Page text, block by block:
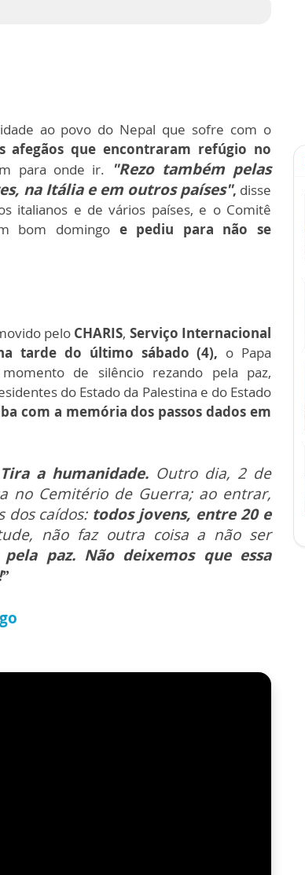
ao povo do Nepal que sofre com o
afegãos que encontraram refúgio no
para onde ir.
"Rezo também pelas
na Itália e em outros países", disse
italianos e de vários países, e o Comitê
bom domingoe pediu para não se
pelo CHARIS, Serviço Internacional
tarde do último sábado (4), o Papa
de silêncio rezando pela paz,
do Estado da Palestina e do Estado
com a memória dos passos dados em
Tira a humanidade. Outro dia, 2 de
no Cemitério de Guerra; ao entrar,
dos caídos:todos jovens, entre 20 e
não faz outra coisa a não ser
paz. Não deixemos que essa